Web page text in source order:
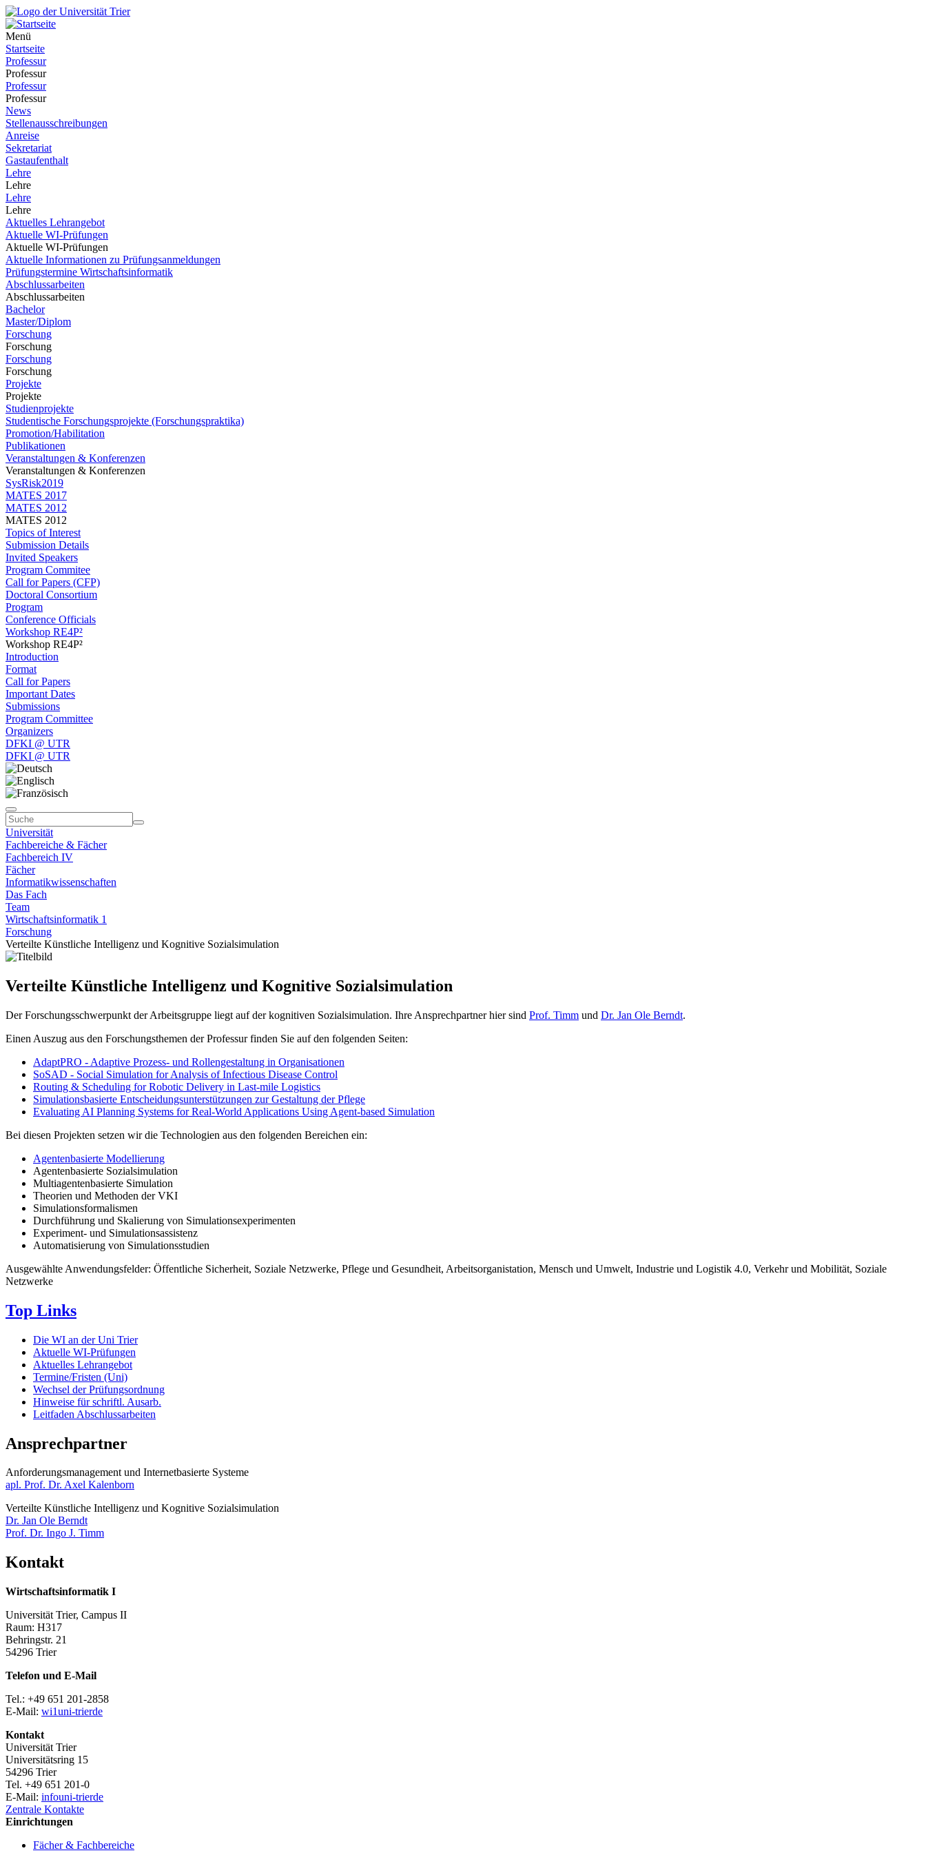
Menü
Startseite
Professur
Professur
Professur
Professur
News
Stellenausschreibungen
Anreise
Sekretariat
Gastaufenthalt
Lehre
Lehre
Lehre
Lehre
Aktuelles Lehrangebot
Aktuelle WI-Prüfungen
Aktuelle WI-Prüfungen
Aktuelle Informationen zu Prüfungsanmeldungen
Prüfungstermine Wirtschaftsinformatik
Abschlussarbeiten
Abschlussarbeiten
Bachelor
Master/Diplom
Forschung
Forschung
Forschung
Forschung
Projekte
Projekte
Studienprojekte
Studentische Forschungsprojekte (Forschungspraktika)
Promotion/Habilitation
Publikationen
Veranstaltungen & Konferenzen
Veranstaltungen & Konferenzen
SysRisk2019
MATES 2017
MATES 2012
MATES 2012
Topics of Interest
Submission Details
Invited Speakers
Program Commitee
Call for Papers (CFP)
Doctoral Consortium
Program
Conference Officials
Workshop RE4P²
Workshop RE4P²
Introduction
Format
Call for Papers
Important Dates
Submissions
Program Committee
Organizers
DFKI @ UTR
DFKI @ UTR
Universität
Fachbereiche & Fächer
Fachbereich IV
Fächer
Informatikwissenschaften
Das Fach
Team
Wirtschaftsinformatik 1
Forschung
Verteilte Künstliche Intelligenz und Kognitive Sozialsimulation
Verteilte Künstliche Intelligenz und Kognitive Sozialsimulation
Der Forschungsschwerpunkt der Arbeitsgruppe liegt auf der kognitiven Sozialsimulation. Ihre Ansprechpartner hier sind Prof. Timm und Dr. Jan Ole Berndt.
Einen Auszug aus den Forschungsthemen der Professur finden Sie auf den folgenden Seiten:
AdaptPRO - Adaptive Prozess- und Rollengestaltung in Organisationen
SoSAD - Social Simulation for Analysis of Infectious Disease Control
Routing & Scheduling for Robotic Delivery in Last-mile Logistics
Simulationsbasierte Entscheidungsunterstützungen zur Gestaltung der Pflege
Evaluating AI Planning Systems for Real-World Applications Using Agent-based Simulation
Bei diesen Projekten setzen wir die Technologien aus den folgenden Bereichen ein:
Agentenbasierte Modellierung
Agentenbasierte Sozialsimulation
Multiagentenbasierte Simulation
Theorien und Methoden der VKI
Simulationsformalismen
Durchführung und Skalierung von Simulationsexperimenten
Experiment- und Simulationsassistenz
Automatisierung von Simulationsstudien
Ausgewählte Anwendungsfelder: Öffentliche Sicherheit, Soziale Netzwerke, Pflege und Gesundheit, Arbeitsorganistation, Mensch und Umwelt, Industrie und Logistik 4.0, Verkehr und Mobilität, Soziale
Netzwerke
Top Links
Die WI an der Uni Trier
Aktuelle WI-Prüfungen
Aktuelles Lehrangebot
Termine/Fristen (Uni)
Wechsel der Prüfungsordnung
Hinweise für schriftl. Ausarb.
Leitfaden Abschlussarbeiten
Ansprechpartner
Anforderungsmanagement und Internetbasierte Systeme​​​​​​
apl. Prof. Dr. Axel Kalenborn
Verteilte Künstliche Intelligenz und Kognitive Sozialsimulation
Dr. Jan Ole Berndt
Prof. Dr. Ingo J. Timm
Kontakt
Wirtschaftsinformatik I
Universität Trier, Campus II
Raum: H317
Behringstr. 21
54296 Trier
Telefon und E-Mail
Tel.: +49 651 201-2858
E-Mail: wi1uni-trierde
Kontakt
Universität Trier
Universitätsring 15
54296 Trier
Tel. +49 651 201-0
E-Mail: infouni-trierde
Zentrale Kontakte
Einrichtungen
Fächer & Fachbereiche